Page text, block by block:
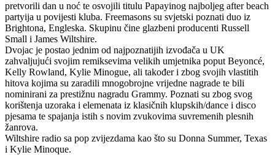
pretvorili dan u noć te osvojili titulu Papayinog najboljeg after beach
partyija u povijesti kluba. Freemasons su svjetski poznati duo iz
Brightona, Engleska. Skupinu čine glazbeni producenti Russell
Small i James Wiltshire.
Dvojac je postao jednim od najpoznatijih izvođača u UK
zahvaljujući svojim remiksevima velikih umjetnika poput Beyoncé,
Kelly Rowland, Kylie Minogue, ali također i zbog svojih vlastitih
hitova kojima su zaradili mnogobrojne vrijedne nagrade te bili
nominirani za prestižnu nagradu Grammy. Poznati su zbog svog
korištenja uzoraka i elemenata iz klasičnih klupskih/dance i disco
pjesama te spajanja istih s novim zvukovima suvremenih plesnih
žanrova.
Wiltshire radio sa pop zvijezdama kao što su Donna Summer, Texas
i Kylie Minoque.